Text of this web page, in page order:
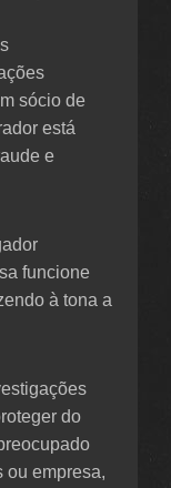
sócio de
está
e
funcione
à tona a
do
ou empresa,